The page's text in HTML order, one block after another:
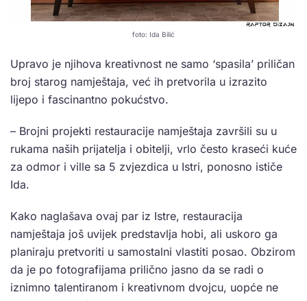
foto: Ida Bilić
Upravo je njihova kreativnost ne samo ‘spasila’ priličan
broj starog namještaja, već ih pretvorila u izrazito
lijepo i fascinantno pokućstvo.
– Brojni projekti restauracije namještaja završili su u
rukama naših prijatelja i obitelji, vrlo često kraseći kuće
za odmor i ville sa 5 zvjezdica u Istri, ponosno ističe
Ida.
Kako naglašava ovaj par iz Istre, restauracija
namještaja još uvijek predstavlja hobi, ali uskoro ga
planiraju pretvoriti u samostalni vlastiti posao. Obzirom
da je po fotografijama prilično jasno da se radi o
iznimno talentiranom i kreativnom dvojcu, uopće ne